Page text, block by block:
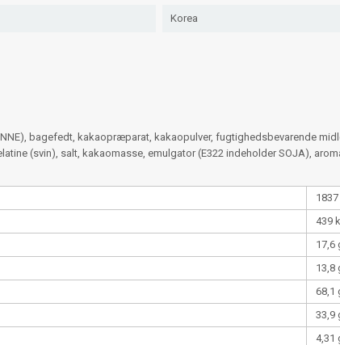
Korea
bagefedt, kakaopræparat, kakaopulver, fugtighedsbevarende
(svin), salt, kakaomasse, emulgator (E322 indeholder SOJA),
439
17,6
13,8
68,1
33,9
4,31